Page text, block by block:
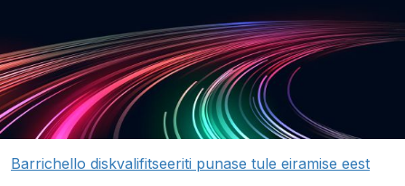
Barrichello diskvalifitseeriti punase tule eiramise eest